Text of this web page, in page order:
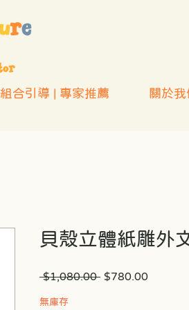
組合引導 | 專家推薦 關於我
貝殼立體紙雕外
$1,080.00 一$780.00促
無庫存